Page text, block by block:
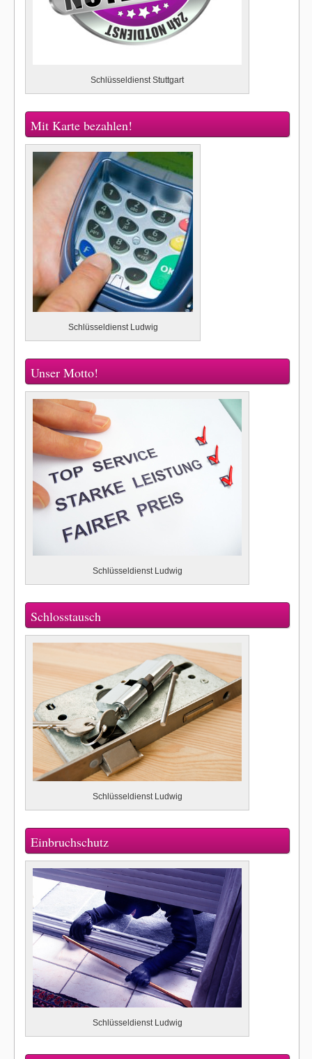
Schlüsseldienst Stuttgart
Mit Karte bezahlen!
Schlüsseldienst Ludwig
Unser Motto!
Schlüsseldienst Ludwig
Schlosstausch
Schlüsseldienst Ludwig
Einbruchschutz
Schlüsseldienst Ludwig